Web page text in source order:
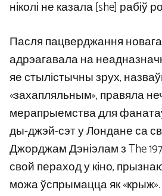
ніколі не казала [she] рабіў
Пасля пацверджання
адрэагавала на
яе стылістычны зрух,
«захапляльным», правяла
мерапрыемства для фанатаў
ды-джэй-сэт у Лондане са
Джорджам Дэніэлам з The
свой пераход у кіно,
можа ўспрымацца як «крыж».